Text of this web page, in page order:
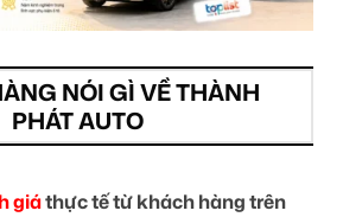
NÓI GÌ VỀ THÀNH
PHÁT AUTO
giáthực tế từ khách hàng trên